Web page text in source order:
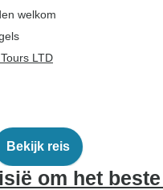
welkom
LTD
Bekijk reis
om het